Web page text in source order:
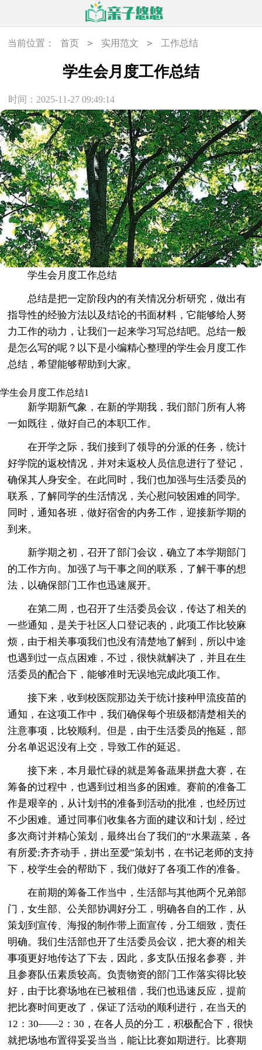
当前位置： 首页 > 实用范文 > 工作总结
学生会月度工作总结
时间：2025-11-27 09:49:14
学生会月度工作总结
总结是把一定阶段内的有关情况分析研究，做出有
指导性的经验方法以及结论的书面材料，它能够给人努
力工作的动力，让我们一起来学习写总结吧。总结一般
是怎么写的呢？以下是小编精心整理的学生会月度工作
总结，希望能够帮助到大家。
学生会月度工作总结1
新学期新气象，在新的学期我，我们部门所有人将
一如既往，做好自己的本职工作。
在开学之际，我们接到了领导的分派的任务，统计
好学院的返校情况，并对未返校人员信息进行了登记，
确保其人身安全。在此同时，我们也加强与生活委员的
联系，了解同学的生活情况，关心慰问较困难的同学。
同时，通知各班，做好宿舍的内务工作，迎接新学期的
到来。
新学期之初，召开了部门会议，确立了本学期部门
的工作方向。加强了与干事之间的联系，了解干事的想
法，以确保部门工作也迅速展开。
在第二周，也召开了生活委员会议，传达了相关的
一些通知，是关于社区人口登记表的，此项工作比较麻
烦，由于相关事项我们也没有清楚地了解到，所以中途
也遇到过一点点困难，不过，很快就解决了，并且在生
活委员的配合下，能够准时无误地完成此项工作。
接下来，收到校医院那边关于统计接种甲流疫苗的
通知，在这项工作中，我们确保每个班级都清楚相关的
注意事项，比较顺利。但是，由于生活委员的拖延，部
分名单迟迟没有上交，导致工作的延迟。
接下来，本月最忙碌的就是筹备蔬果拼盘大赛，在
筹备的过程中，也遇到过相当多的困难。赛前的准备工
作是艰辛的，从计划书的准备到活动的批准，也经历过
不少困难。通过同事们收集各方面的建议和计划，经过
多次商讨并精心策划，最终出台了我们的“水果蔬菜，各
有所爱;齐齐动手，拼出至爱”策划书，在书记老师的支持
下，校学生会的帮助下，我们做好了各项工作的准备。
在前期的筹备工作当中，生活部与其他两个兄弟部
门，女生部、公关部协调好分工，明确各自的工作，从
策划到宣传、海报的制作带上面宣传，分工细致，责任
明确。我们生活部也开了生活委员会议，把大赛的相关
事项更好地传达了下去，因此，多支队伍报名参赛，并
且参赛队伍素质较高。负责物资的部门工作落实得比较
好，由于比赛场地在已被租借，我们也迅速反应，提前
把比赛时间更改了，保证了活动的顺利进行，在当天的
12：30——2：30，在各人员的分工，积极配合下，很快
就把场地布置得妥妥当当，能让比赛如期进行。比赛期